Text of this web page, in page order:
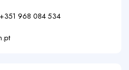
+351 968 084 534